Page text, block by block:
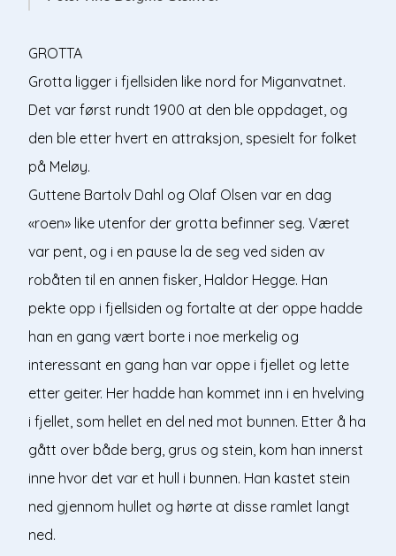
GROTTA
Grotta ligger i fjellsiden like nord for Miganvatnet.
Det var først rundt 1900 at den ble oppdaget, og
den ble etter hvert en attraksjon, spesielt for folket
på Meløy.
Guttene Bartolv Dahl og Olaf Olsen var en dag
«roen» like utenfor der grotta befinner seg. Været
var pent, og i en pause la de seg ved siden av
robåten til en annen fisker, Haldor Hegge. Han
pekte opp i fjellsiden og fortalte at der oppe hadde
han en gang vært borte i noe merkelig og
interessant en gang han var oppe i fjellet og lette
etter geiter. Her hadde han kommet inn i en hvelving
i fjellet, som hellet en del ned mot bunnen. Etter å ha
gått over både berg, grus og stein, kom han innerst
inne hvor det var et hull i bunnen. Han kastet stein
ned gjennom hullet og hørte at disse ramlet langt
ned.